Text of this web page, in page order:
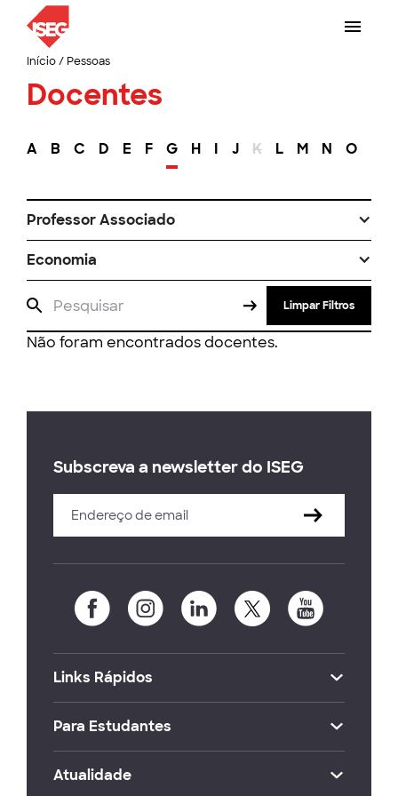
Início/ Pessoas
Docentes
A B C D E F G H I J K L M N O
Professor Associado
Economia
Limpar Filtros
Não foram encontrados docentes.
Subscreva a newsletter do ISEG
Links Rápidos
Para Estudantes
Atualidade